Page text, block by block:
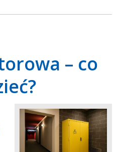
– co